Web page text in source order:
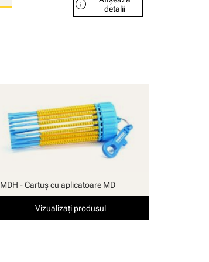
info
detalii
MDH - Cartuş cu aplicatoare MD
Vizualizați produsul